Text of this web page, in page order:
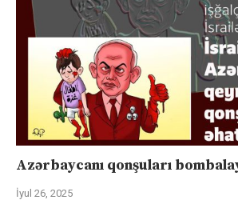
Azərbaycanı qonşuları
İyul 26, 2025